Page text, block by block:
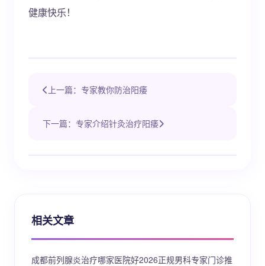
健康快乐！
上一篇：专家教你防治阳痿
下一篇：专家介绍针灸治疗阳痿
相关文章
成都前列腺炎治疗哪家医院好2026正规男科专家门诊推